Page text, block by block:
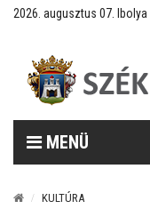
2026. augusztus 07. Ibolya
MENÜ
KULTÚRA